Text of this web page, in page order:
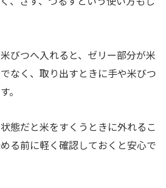
びつへ入れると、ゼリー部分が米
なく、取り出すときに手や米びつ
。
態だと米をすくうときに外れるこ
る前に軽く確認しておくと安心で